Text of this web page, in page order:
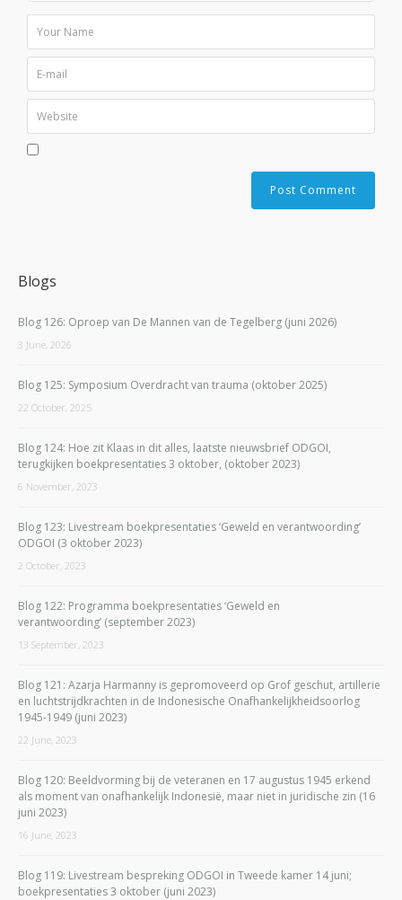
Blogs
Blog 126: Oproep van De Mannen van de Tegelberg (juni 2026)
3 June, 2026
Blog 125: Symposium Overdracht van trauma (oktober 2025)
22 October, 2025
Blog 124: Hoe zit Klaas in dit alles, laatste nieuwsbrief ODGOI,
terugkijken boekpresentaties 3 oktober, (oktober 2023)
6 November, 2023
Blog 123: Livestream boekpresentaties ‘Geweld en verantwoording’
ODGOI (3 oktober 2023)
2 October, 2023
Blog 122: Programma boekpresentaties ‘Geweld en
verantwoording’ (september 2023)
13 September, 2023
Blog 121: Azarja Harmanny is gepromoveerd op Grof geschut, artillerie
en luchtstrijdkrachten in de Indonesische Onafhankelijkheidsoorlog
1945-1949 (juni 2023)
22 June, 2023
Blog 120: Beeldvorming bij de veteranen en 17 augustus 1945 erkend
als moment van onafhankelijk Indonesië, maar niet in juridische zin (16
juni 2023)
16 June, 2023
Blog 119: Livestream bespreking ODGOI in Tweede kamer 14 juni;
boekpresentaties 3 oktober (juni 2023)